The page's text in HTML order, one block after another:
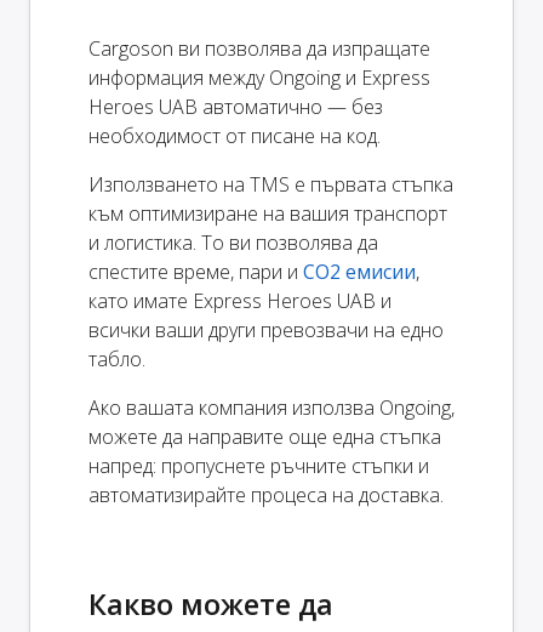
Cargoson ви позволява да изпращате
информация между Ongoing и Express
Heroes UAB автоматично — без
необходимост от писане на код.
Използването на TMS е първата стъпка
към оптимизиране на вашия транспорт
и логистика. То ви позволява да
спестите време, пари и CO2 емисии,
като имате Express Heroes UAB и
всички ваши други превозвачи на едно
табло.
Ако вашата компания използва Ongoing,
можете да направите още една стъпка
напред: пропуснете ръчните стъпки и
автоматизирайте процеса на доставка.
Какво можете да